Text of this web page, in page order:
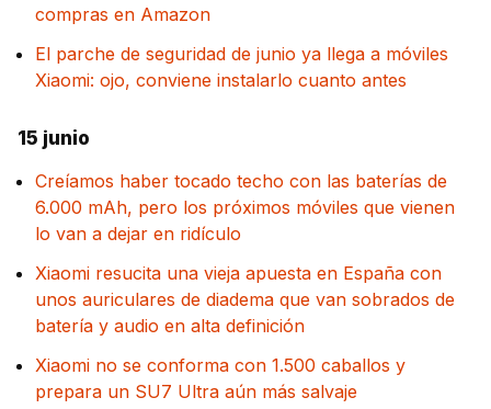
compras en Amazon
El parche de seguridad de junio ya llega a móviles
Xiaomi: ojo, conviene instalarlo cuanto antes
15 junio
Creíamos haber tocado techo con las baterías de
6.000 mAh, pero los próximos móviles que vienen
lo van a dejar en ridículo
Xiaomi resucita una vieja apuesta en España con
unos auriculares de diadema que van sobrados de
batería y audio en alta definición
Xiaomi no se conforma con 1.500 caballos y
prepara un SU7 Ultra aún más salvaje